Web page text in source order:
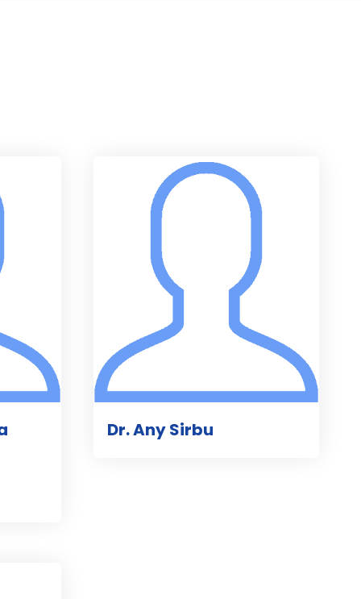
Dr. Any Sirbu